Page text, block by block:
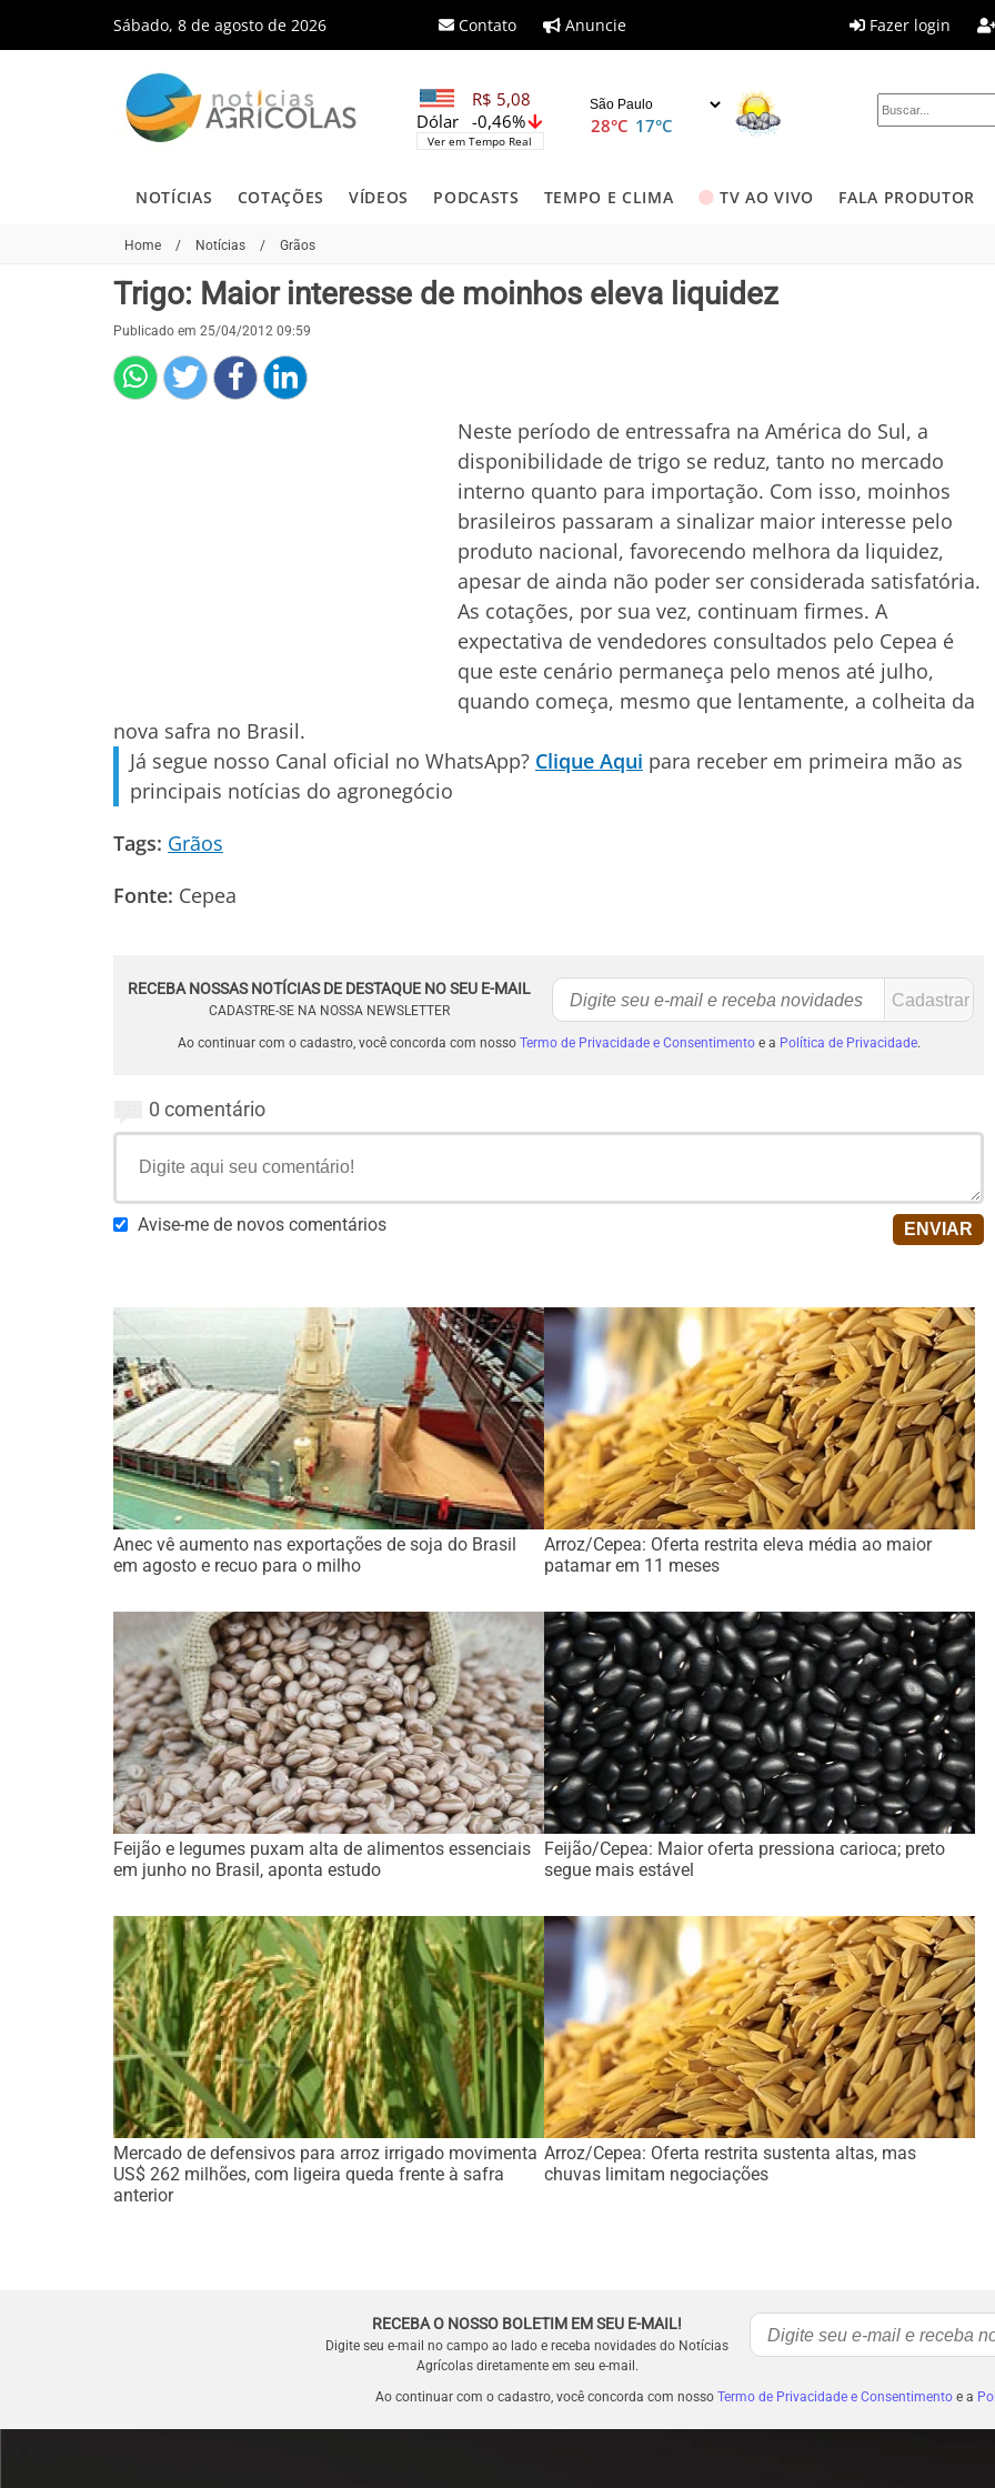
Sábado, 8 de agosto de 2026 Contato Anuncie Fazer login
R$ 5,08
-0,46%
Dólar
Ver em Tempo Real
28°C 17°C
NOTÍCIAS COTAÇÕES VÍDEOS PODCASTS TEMPO E CLIMA TV AO VIVO FALA PRODUTOR
Home / Notícias / Grãos
Trigo: Maior interesse de moinhos eleva liquidez
Publicado em 25/04/2012 09:59
Neste período de entressafra na América do Sul, a
disponibilidade de trigo se reduz, tanto no mercado
interno quanto para importação. Com isso, moinhos
brasileiros passaram a sinalizar maior interesse pelo
produto nacional, favorecendo melhora da liquidez,
apesar de ainda não poder ser considerada satisfatória.
As cotações, por sua vez, continuam firmes. A
expectativa de vendedores consultados pelo Cepea é
que este cenário permaneça pelo menos até julho,
quando começa, mesmo que lentamente, a colheita da
nova safra no Brasil.
Já segue nosso Canal oficial no WhatsApp? Clique Aqui para receber em primeira mão as
principais notícias do agronegócio
Tags: Grãos
Fonte: Cepea
RECEBA NOSSAS NOTÍCIAS DE DESTAQUE NO SEU E-MAIL
CADASTRE-SE NA NOSSA NEWSLETTER
Ao continuar com o cadastro, você concorda com nosso Termo de Privacidade e Consentimentoe a Política de Privacidade.
0 comentário
Avise-me de novos comentários
Anec vê aumento nas exportações de soja do Brasil
em agosto e recuo para o milho
Arroz/Cepea: Oferta restrita eleva média ao maior
patamar em 11 meses
Feijão e legumes puxam alta de alimentos essenciais
em junho no Brasil, aponta estudo
Feijão/Cepea: Maior oferta pressiona carioca; preto
segue mais estável
Mercado de defensivos para arroz irrigado movimenta
US$ 262 milhões, com ligeira queda frente à safra
anterior
Arroz/Cepea: Oferta restrita sustenta altas, mas
chuvas limitam negociações
RECEBA O NOSSO BOLETIM EM SEU E-MAIL!
Digite seu e-mail no campo ao lado e receba novidades do Notícias
Agrícolas diretamente em seu e-mail.
Ao continuar com o cadastro, você concorda com nosso Termo de Privacidade e Consentimentoe a